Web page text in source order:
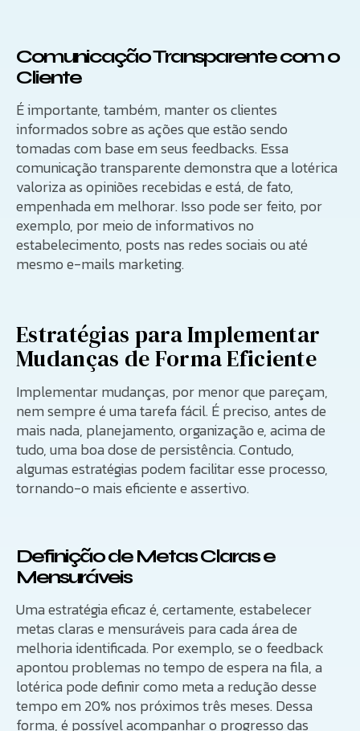
Comunicação Transparente com o
Cliente
É importante, também, manter os clientes
informados sobre as ações que estão sendo
tomadas com base em seus feedbacks. Essa
comunicação transparente demonstra que a lotérica
valoriza as opiniões recebidas e está, de fato,
empenhada em melhorar. Isso pode ser feito, por
exemplo, por meio de informativos no
estabelecimento, posts nas redes sociais ou até
mesmo e-mails marketing.
Estratégias para Implementar
Mudanças de Forma Eficiente
Implementar mudanças, por menor que pareçam,
nem sempre é uma tarefa fácil. É preciso, antes de
mais nada, planejamento, organização e, acima de
tudo, uma boa dose de persistência. Contudo,
algumas estratégias podem facilitar esse processo,
tornando-o mais eficiente e assertivo.
Definição de Metas Claras e
Mensuráveis
Uma estratégia eficaz é, certamente, estabelecer
metas claras e mensuráveis para cada área de
melhoria identificada. Por exemplo, se o feedback
apontou problemas no tempo de espera na fila, a
lotérica pode definir como meta a redução desse
tempo em 20% nos próximos três meses. Dessa
forma, é possível acompanhar o progresso das